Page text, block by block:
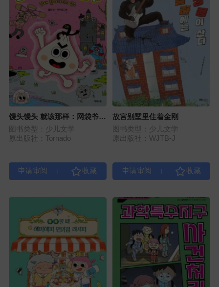
馒头馒头 就该那样：网袋爷爷
的失误
图书类型：少儿文学
原出版社：Tornado
故宫别墅里住着金刚
图书类型：少儿文学
原出版社：WJTB-J